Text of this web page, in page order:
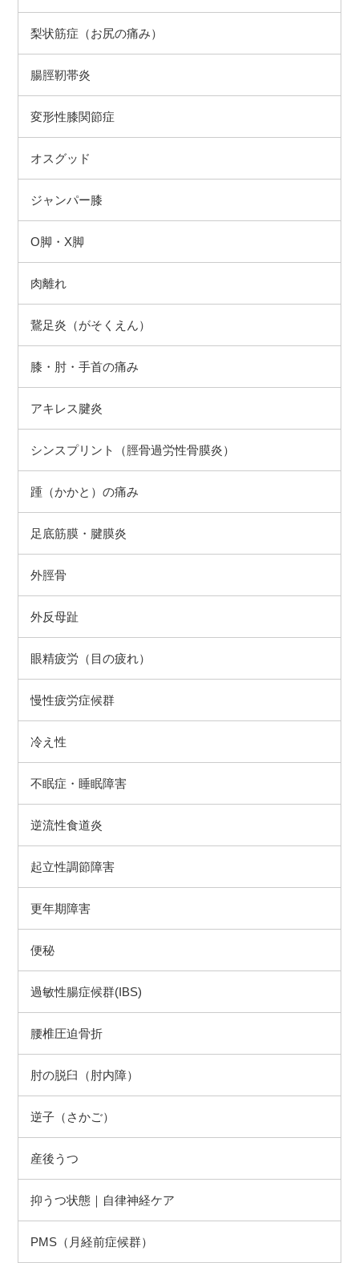
梨状筋症（お尻の痛み）
腸脛靭帯炎
変形性膝関節症
オスグッド
ジャンパー膝
O脚・X脚
肉離れ
鵞足炎（がそくえん）
膝・肘・手首の痛み
アキレス腱炎
シンスプリント（脛骨過労性骨膜炎）
踵（かかと）の痛み
足底筋膜・腱膜炎
外脛骨
外反母趾
眼精疲労（目の疲れ）
慢性疲労症候群
冷え性
不眠症・睡眠障害
逆流性食道炎
起立性調節障害
更年期障害
便秘
過敏性腸症候群(IBS)
腰椎圧迫骨折
肘の脱臼（肘内障）
逆子（さかご）
産後うつ
抑うつ状態｜自律神経ケア
PMS（月経前症候群）